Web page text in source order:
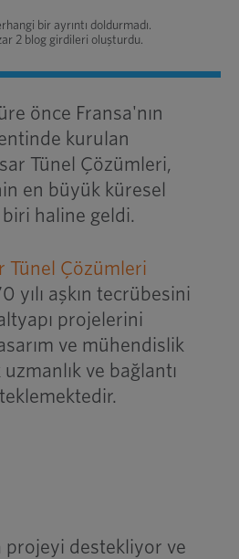
bir ayrıntı doldurmadı.
2 blog girdileri oluşturdu.
önce Fransa'nın
kurulan
Tünel Çözümleri,
en büyük küresel
haline geldi.
Tünel Çözümleri
yılı aşkın tecrübesini
projelerini
ve mühendislik
ve bağlantı
projeyi destekliyor ve